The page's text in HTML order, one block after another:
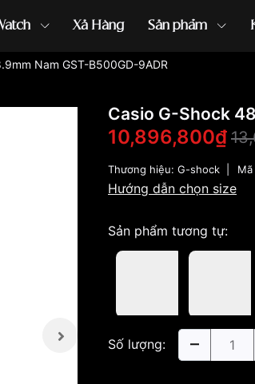
Xả Hàng Sản phẩm
hồ Orient ...
Nam GST-B500GD-9ADR
Casio G-Shock
10,896,800₫
Thương hiệu: G-shock
Hướng dẫn chọn size
Sản phẩm tương tự:
Số lượng: